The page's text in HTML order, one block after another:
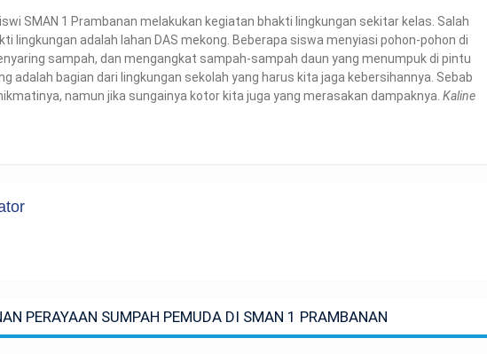
SMAN 1 Prambanan melakukan kegiatan bhakti lingkungan sekitar kelas. Salah
lingkungan adalah lahan DAS mekong. Beberapa siswa menyiasi pohon-pohon di
sampah, dan mengangkat sampah-sampah daun yang menumpuk di pintu
adalah bagian dari lingkungan sekolah yang harus kita jaga kebersihannya. Sebab
namun jika sungainya kotor kita juga yang merasakan dampaknya. Kaline
PERAYAAN SUMPAH PEMUDA DI SMAN 1 PRAMBANAN